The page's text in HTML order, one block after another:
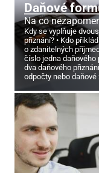
Daňové
Na co
Kdy se vyplňuje
přiznání?
Kdo
o zdanitelných
číslo jedna daňového
dva daňového
odpočty nebo daňové